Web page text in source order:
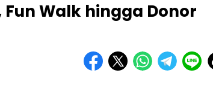
Fun Walk hingga Donor